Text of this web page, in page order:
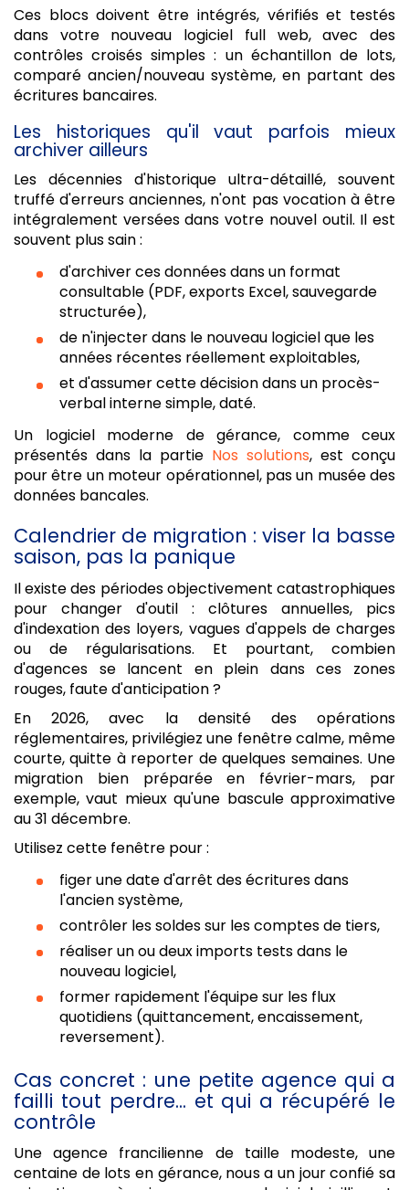
Ces blocs doivent être intégrés, vérifiés et testés
dans votre nouveau logiciel full web, avec des
contrôles croisés simples : un échantillon de lots,
comparé ancien/nouveau système, en partant des
écritures bancaires.
Les historiques qu'il vaut parfois mieux
archiver ailleurs
Les décennies d'historique ultra-détaillé, souvent
truffé d'erreurs anciennes, n'ont pas vocation à être
intégralement versées dans votre nouvel outil. Il est
souvent plus sain :
d'archiver ces données dans un format
consultable (PDF, exports Excel, sauvegarde
structurée),
de n'injecter dans le nouveau logiciel que les
années récentes réellement exploitables,
et d'assumer cette décision dans un procès-
verbal interne simple, daté.
Un logiciel moderne de gérance, comme ceux
présentés dans la partie Nos solutions, est conçu
pour être un moteur opérationnel, pas un musée des
données bancales.
Calendrier de migration : viser la basse
saison, pas la panique
Il existe des périodes objectivement catastrophiques
pour changer d'outil : clôtures annuelles, pics
d'indexation des loyers, vagues d'appels de charges
ou de régularisations. Et pourtant, combien
d'agences se lancent en plein dans ces zones
rouges, faute d'anticipation ?
En 2026, avec la densité des opérations
réglementaires, privilégiez une fenêtre calme, même
courte, quitte à reporter de quelques semaines. Une
migration bien préparée en février-mars, par
exemple, vaut mieux qu'une bascule approximative
au 31 décembre.
Utilisez cette fenêtre pour :
figer une date d'arrêt des écritures dans
l'ancien système,
contrôler les soldes sur les comptes de tiers,
réaliser un ou deux imports tests dans le
nouveau logiciel,
former rapidement l'équipe sur les flux
quotidiens (quittancement, encaissement,
reversement).
Cas concret : une petite agence qui a
failli tout perdre... et qui a récupéré le
contrôle
Une agence francilienne de taille modeste, une
centaine de lots en gérance, nous a un jour confié sa